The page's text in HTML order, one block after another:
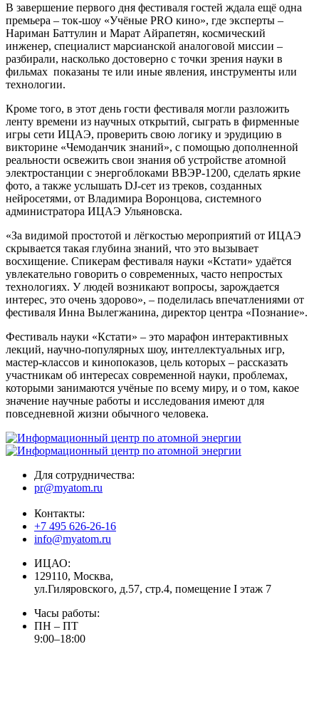
В завершение первого дня фестиваля гостей ждала ещё одна
премьера – ток-шоу «Учёные PRO кино», где эксперты –
Нариман Баттулин и Марат Айрапетян, космический
инженер, специалист марсианской аналоговой миссии –
разбирали, насколько достоверно с точки зрения науки в
фильмах показаны те или иные явления, инструменты или
технологии.
Кроме того, в этот день гости фестиваля могли разложить
ленту времени из научных открытий, сыграть в фирменные
игры сети ИЦАЭ, проверить свою логику и эрудицию в
викторине «Чемоданчик знаний», с помощью дополненной
реальности освежить свои знания об устройстве атомной
электростанции с энергоблоками ВВЭР-1200, сделать яркие
фото, а также услышать DJ-сет из треков, созданных
нейросетями, от Владимира Воронцова, системного
администратора ИЦАЭ Ульяновска.
«За видимой простотой и лёгкостью мероприятий от ИЦАЭ
скрывается такая глубина знаний, что это вызывает
восхищение. Спикерам фестиваля науки «Кстати» удаётся
увлекательно говорить о современных, часто непростых
технологиях. У людей возникают вопросы, зарождается
интерес, это очень здорово», – поделилась впечатлениями от
фестиваля Инна Вылегжанина, директор центра «Познание».
Фестиваль науки «Кстати» – это марафон интерактивных
лекций, научно-популярных шоу, интеллектуальных игр,
мастер-классов и кинопоказов, цель которых – рассказать
участникам об интересах современной науки, проблемах,
которыми занимаются учёные по всему миру, и о том, какое
значение научные работы и исследования имеют для
повседневной жизни обычного человека.
Для сотрудничества:
pr@myatom.ru
Контакты:
+7 495 626-26-16
info@myatom.ru
ИЦАО:
129110, Москва,
ул.Гиляровского, д.57, стр.4, помещение I этаж 7
Часы работы:
ПН – ПТ
9:00–18:00